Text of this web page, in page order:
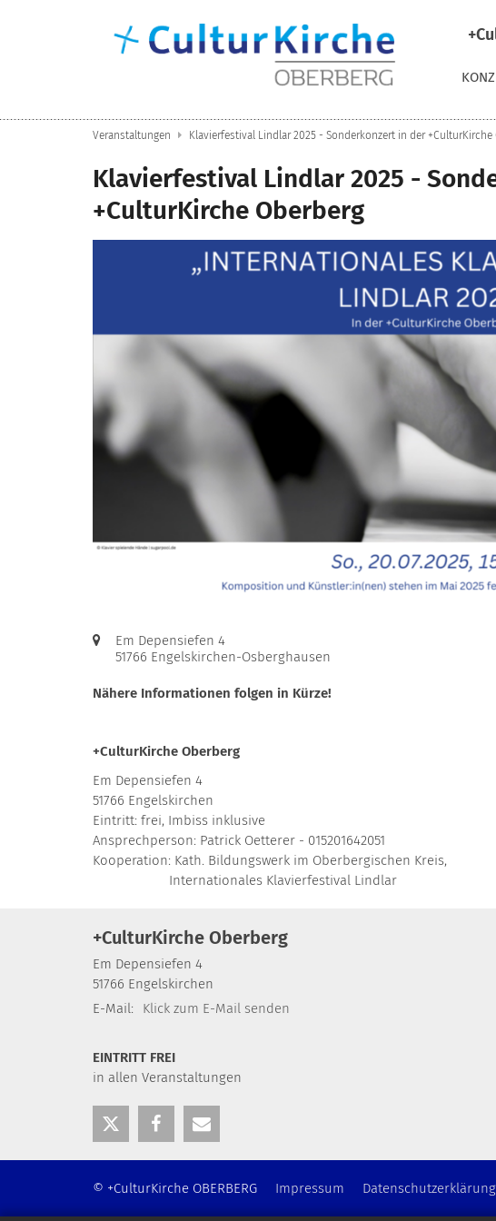
Veranstaltungen Klavierfestival Lindlar 2025 - Sonderkonzert in der +CulturKirche
Klavierfestival Lindlar 2025 -
+CulturKirche Oberberg
Ort:
Em Depensiefen 4
51766 Engelskirchen-Osberghausen
Nähere Informationen folgen in Kürze!
+CulturKirche Oberberg
Em Depensiefen 4
51766 Engelskirchen
Eintritt: frei, Imbiss inklusive
Ansprechperson: Patrick Oetterer - 015201642051
Kooperation: Kath. Bildungswerk im Oberbergischen Kreis,
Internationales Klavierfestival Lindlar
+CulturKirche Oberberg
Em Depensiefen 4
51766 Engelskirchen
E-Mail:
Klick zum E-Mail senden
EINTRITT FREI
in allen Veranstaltungen
© +CulturKirche OBERBERG Impressum Datenschutzerklärung